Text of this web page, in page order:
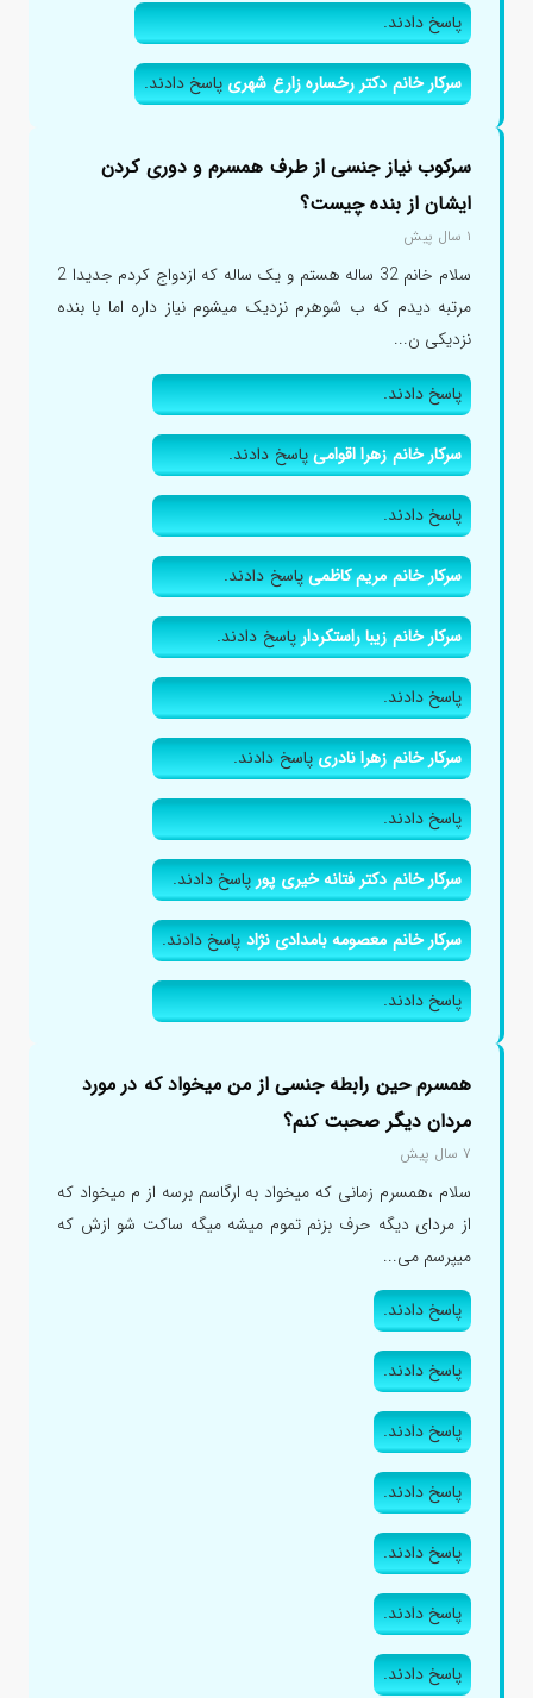
پاسخ دادند.
سرکار خانم دکتر رخساره زارع شهریپاسخ دادند.
سرکوب نیاز جنسی از طرف همسرم و دوری کردن
ایشان از بنده چیست؟
۱ سال پیش
سلام خانم 32 ساله هستم و یک ساله که ازدواج کردم جدیدا 2
مرتبه دیدم که ب شوهرم نزدیک میشوم نیاز داره اما با بنده
نزدیکی ن...
پاسخ دادند.
سرکار خانم زهرا اقوامیپاسخ دادند.
پاسخ دادند.
سرکار خانم مریم کاظمیپاسخ دادند.
سرکار خانم زیبا راستکردارپاسخ دادند.
پاسخ دادند.
سرکار خانم زهرا نادریپاسخ دادند.
پاسخ دادند.
سرکار خانم دکتر فتانه خیری پورپاسخ دادند.
سرکار خانم معصومه بامدادی نژادپاسخ دادند.
پاسخ دادند.
همسرم حین رابطه جنسی از من میخواد که در مورد
مردان دیگر صحبت کنم؟
۷ سال پیش
سلام ،همسرم زمانی که میخواد به ارگاسم برسه از م میخواد که
از مردای دیگه حرف بزنم تموم میشه میگه ساکت شو ازش که
میپرسم می...
پاسخ دادند.
پاسخ دادند.
پاسخ دادند.
پاسخ دادند.
پاسخ دادند.
پاسخ دادند.
پاسخ دادند.